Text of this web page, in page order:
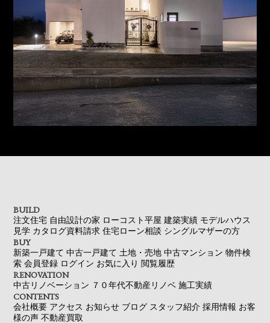
BUILD
注文住宅 自由設計の家 ローコスト平屋 建築実績 モデルハウス
見学 カタログ資料請求 住宅ローン相談 シングルマザーの方
BUY
新築一戸建て 中古一戸建て 土地・売地 中古マンション 物件検
索 会員登録 ログイン お気に入り 閲覧履歴
RENOVATION
中古リノベーション ７０年代不動産リノベ 施工実績
CONTENTS
会社概要 アクセス お知らせ ブログ スタッフ紹介 採用情報 お客
様の声 不動産買取